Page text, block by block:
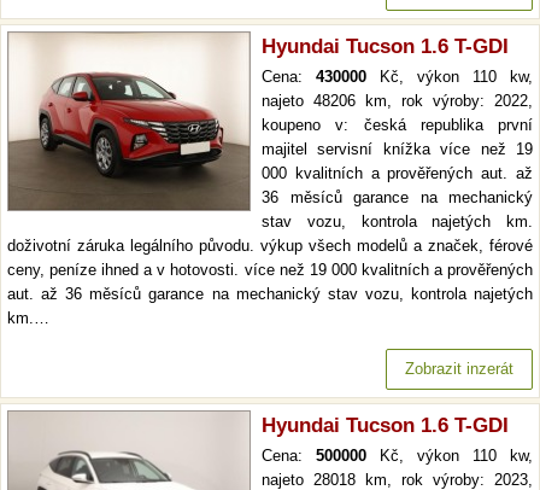
Hyundai Tucson 1.6 T-GDI
Cena: 430000 Kč, výkon 110 kw,
najeto 48206 km, rok výroby: 2022,
koupeno v: česká republika první
majitel servisní knížka více než 19
000 kvalitních a prověřených aut. až
36 měsíců garance na mechanický
stav vozu, kontrola najetých km.
doživotní záruka legálního původu. výkup všech modelů a značek, férové
ceny, peníze ihned a v hotovosti. více než 19 000 kvalitních a prověřených
aut. až 36 měsíců garance na mechanický stav vozu, kontrola najetých
km.…
Zobrazit inzerát
Hyundai Tucson 1.6 T-GDI
Cena: 500000 Kč, výkon 110 kw,
najeto 28018 km, rok výroby: 2023,